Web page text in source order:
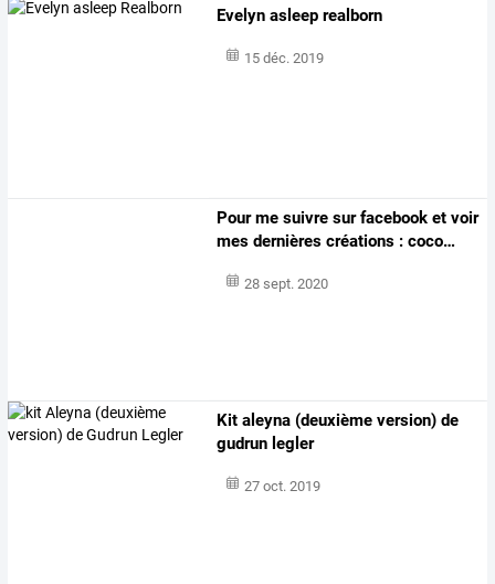
Evelyn asleep realborn
15 déc. 2019
Pourme suivre surfacebook et voir
mes dernières créations : coco…
28 sept. 2020
Kit aleyna (deuxième version) de
gudrun legler
27 oct. 2019